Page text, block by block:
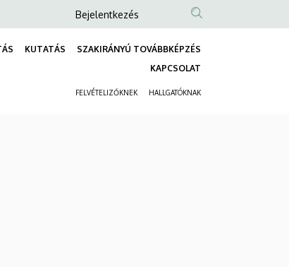
Anonim
fiók
Bejelentkezés
KUTATÁS
SZAKIRÁNYÚ TOVÁBBKÉPZÉS
KAPCSOLAT
FELVÉTELIZŐKNEK HALLGATÓKNAK